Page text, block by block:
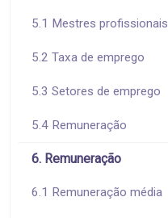
5.1 Mestres profissionais
5.2 Taxa de emprego
5.3 Setores de emprego
5.4 Remuneração
6. Remuneração
6.1 Remuneração média